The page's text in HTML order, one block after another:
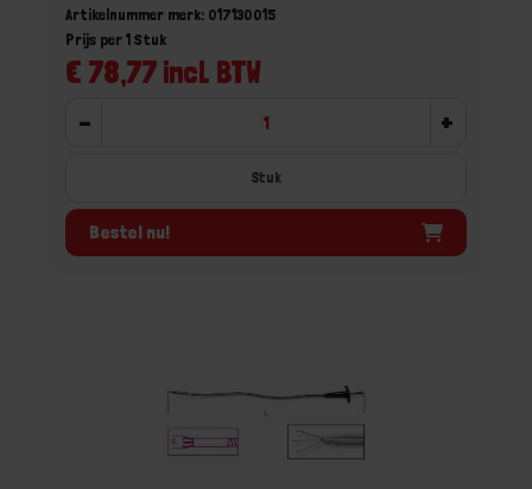
Artikelnummer merk: 017130015
€ 78,77 incl. BTW
Prijs per 1 Stuk
- +
Stuk
Bestel nu!